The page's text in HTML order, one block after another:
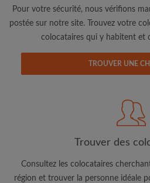
Adresse email
J'ai lu, compris et accepte les
et ai pris
CRÉER
Pour votre sécurité, nous vérifions
postée sur notre site. Trouvez votre
colocataires qui y habitent et
TROUVER UNE
Trouver des
Consultez les colocataires
région et trouver la personne idéale